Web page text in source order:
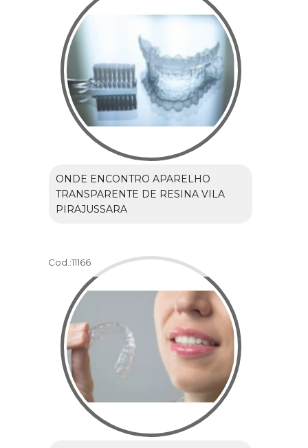
ONDE ENCONTRO APARELHO
TRANSPARENTE DE RESINA VILA
PIRAJUSSARA
Cod.:11166